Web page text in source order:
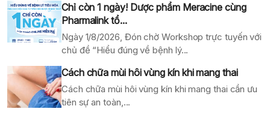
Chỉ còn 1 ngày! Dược phẩm Meracine cùng
Pharmalink tổ...
Ngày 1/8/2026, Đón chờ Workshop trực tuyến với
chủ đề “Hiểu đúng về bệnh lý...
Cách chữa mùi hôi vùng kín khi mang thai
Cách chữa mùi hôi vùng kín khi mang thai cần ưu
tiên sự an toàn,...